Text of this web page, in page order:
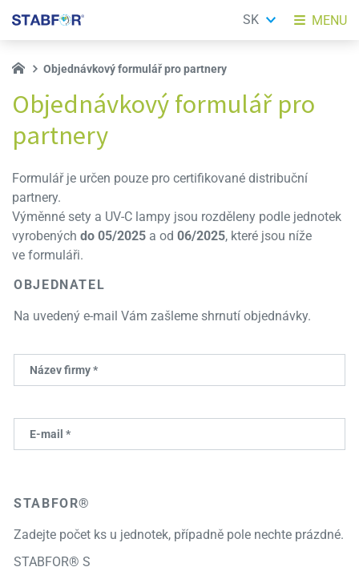
Objednávkový formulář pro partnery
Objednávkový formulář pro
partnery
Formulář je určen pouze pro certifikované distribuční
partnery.
Výměnné sety a UV-C lampy jsou rozděleny podle jednotek
vyrobených do 05/2025 a od 06/2025, které jsou níže
ve formuláři.
OBJEDNATEL
Na uvedený e-mail Vám zašleme shrnutí objednávky.
Název firmy *
E-mail *
STABFOR®
Zadejte počet ks u jednotek, případně pole nechte prázdné.
STABFOR® S
MENU
SK